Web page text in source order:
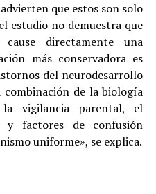
que estos son solo
estudio no demuestra que
directamente una
más conservadora es
del neurodesarrollo
de la biología
vigilancia parental, el
y factores de confusión
uniforme», se explica.